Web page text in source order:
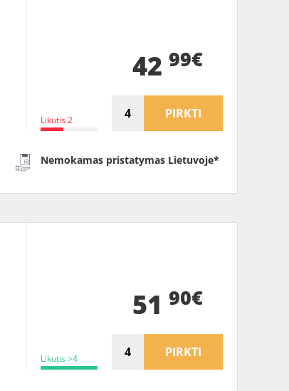
Likutis 2
42 99€
PIRKTI
Nemokamas pristatymas Lietuvoje*
Likutis >4
51 90€
PIRKTI